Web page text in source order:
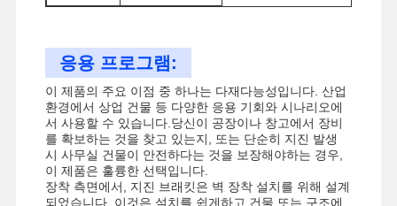
공장 투어 품질 관리 저희와 연락 뉴스
응용 프로그램:
이 제품의 주요 이점 중 하나는 다재다능성입니다. 산업
환경에서 상업 건물 등 다양한 응용 기회와 시나리오에
서 사용할 수 있습니다.당신이 공장이나 창고에서 장비
를 확보하는 것을 찾고 있는지, 또는 단순히 지진 발생
시 사무실 건물이 안전하다는 것을 보장해야하는 경우,
이 제품은 훌륭한 선택입니다.
장착 측면에서, 지진 브래킷은 벽 장착 설치를 위해 설계
되었습니다. 이것은 설치를 쉽게하고 건물 또는 구조에